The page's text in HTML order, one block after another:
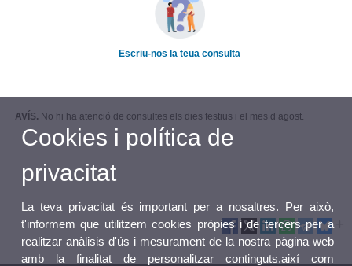
Escriu-nos la teua consulta
AVÍS. No hi ha atenció de consultes els dies festius i el mes d’agost.
Cookies i política de
privacitat
La teva privacitat és important per a nosaltres. Per això,
t'informem que utilitzem cookies pròpies i de tercers per a
realitzar anàlisis d'ús i mesurament de la nostra pàgina web
amb la finalitat de personalitzar continguts,així com